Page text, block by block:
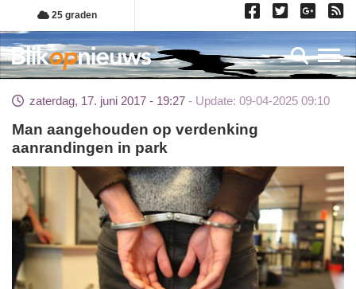
Overslaan
en
naar
de
gaan
25 graden
zaterdag, 17. juni 2017 - 19:27 Update: 09-04-2025 09:10
Man aangehouden op verdenking
aanrandingen in park